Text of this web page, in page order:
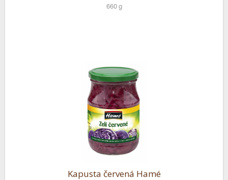
660 g
Kapusta červená Hamé